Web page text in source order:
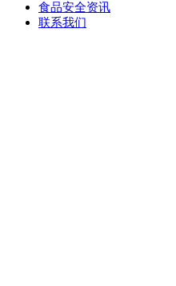
食品安全资讯
联系我们